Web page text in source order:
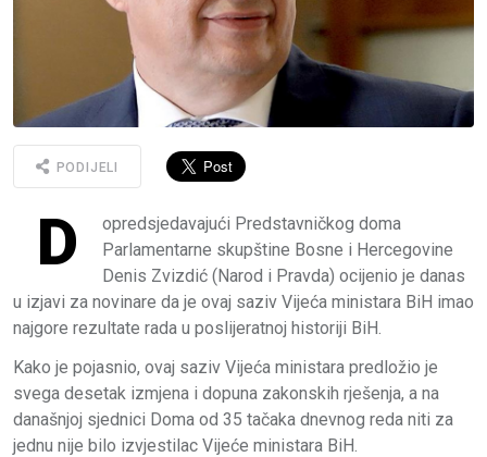
PODIJELI
D
opredsjedavajući Predstavničkog doma
Parlamentarne skupštine Bosne i Hercegovine
Denis Zvizdić (Narod i Pravda) ocijenio je danas
u izjavi za novinare da je ovaj saziv Vijeća ministara BiH imao
najgore rezultate rada u poslijeratnoj historiji BiH.
Kako je pojasnio, ovaj saziv Vijeća ministara predložio je
svega desetak izmjena i dopuna zakonskih rješenja, a na
današnjoj sjednici Doma od 35 tačaka dnevnog reda niti za
jednu nije bilo izvjestilac Vijeće ministara BiH.